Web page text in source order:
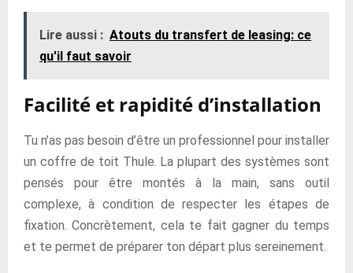
Lire aussi : Atouts du transfert de leasing: ce
qu'il faut savoir
Facilité et rapidité d’installation
Tu n’as pas besoin d’être un professionnel pour installer
un coffre de toit Thule. La plupart des systèmes sont
pensés pour être montés à la main, sans outil
complexe, à condition de respecter les étapes de
fixation. Concrètement, cela te fait gagner du temps
et te permet de préparer ton départ plus sereinement.